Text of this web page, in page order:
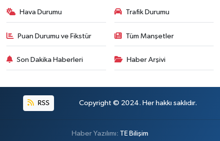
Hava Durumu Trafik Durumu
Puan Durumu ve Fikstür Tüm Manşetler
Son Dakika Haberleri Haber Arşivi
RSS Copyright © 2024. Her hakkı saklıdır.
Haber Yazılımı: TE Bilişim